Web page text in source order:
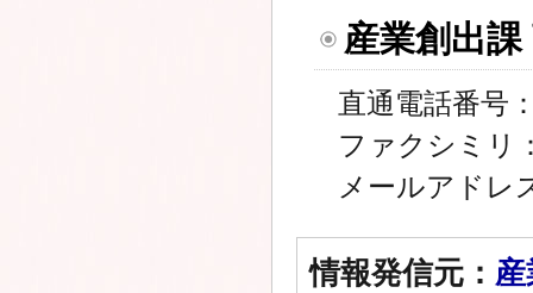
産業創出
直通電話番号
ファクシミリ
メールアドレ
情報発信元：